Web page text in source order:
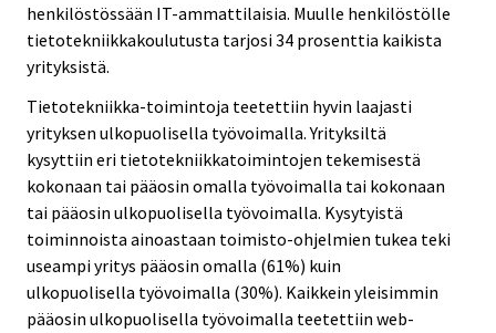
henkilöstössään IT-ammattilaisia. Muulle henkilöstölle
tietotekniikkakoulutusta tarjosi 34 prosenttia kaikista
yrityksistä.
Tietotekniikka-toimintoja teetettiin hyvin laajasti
yrityksen ulkopuolisella työvoimalla. Yrityksiltä
kysyttiin eri tietotekniikkatoimintojen tekemisestä
kokonaan tai pääosin omalla työvoimalla tai kokonaan
tai pääosin ulkopuolisella työvoimalla. Kysytyistä
toiminnoista ainoastaan toimisto-ohjelmien tukea teki
useampi yritys pääosin omalla (61%) kuin
ulkopuolisella työvoimalla (30%). Kaikkein yleisimmin
pääosin ulkopuolisella työvoimalla teetettiin web-